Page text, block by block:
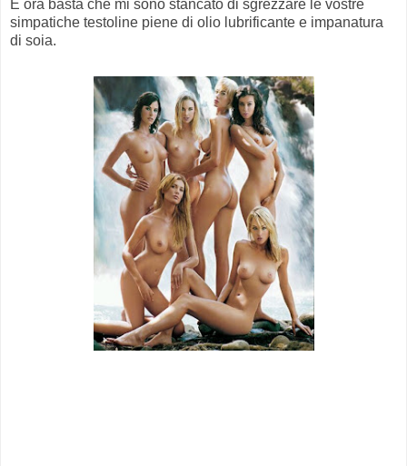
E ora basta che mi sono stancato di sgrezzare le vostre
simpatiche testoline piene di olio lubrificante e impanatura
di soia.